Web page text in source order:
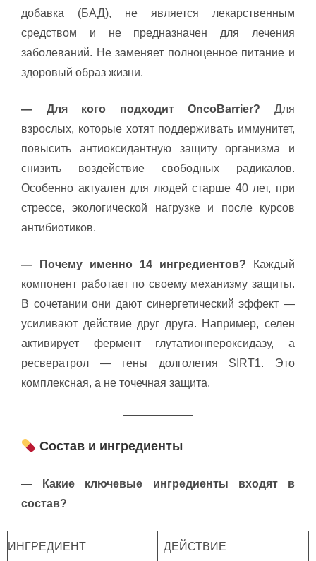
добавка (БАД), не является лекарственным
средством и не предназначен для лечения
заболеваний. Не заменяет полноценное питание и
здоровый образ жизни.
— Для кого подходит OncoBarrier? Для
взрослых, которые хотят поддерживать иммунитет,
повысить антиоксидантную защиту организма и
снизить воздействие свободных радикалов.
Особенно актуален для людей старше 40 лет, при
стрессе, экологической нагрузке и после курсов
антибиотиков.
— Почему именно 14 ингредиентов? Каждый
компонент работает по своему механизму защиты.
В сочетании они дают синергетический эффект —
усиливают действие друг друга. Например, селен
активирует фермент глутатионпероксидазу, а
ресвератрол — гены долголетия SIRT1. Это
комплексная, а не точечная защита.
Состав и ингредиенты
— Какие ключевые ингредиенты входят в
состав?
ИНГРЕДИЕНТ ДЕЙСТВИЕ